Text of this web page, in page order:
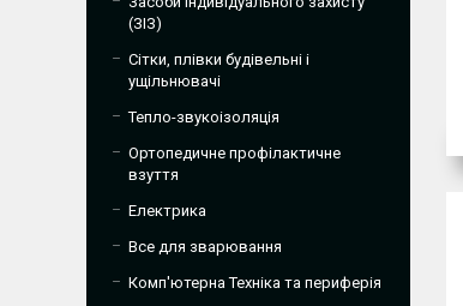
(ЗІЗ)
Сітки, плівки будівельні і
ущільнювачі
Тепло-звукоізоляція
Ортопедичне профілактичне
взуття
Електрика
Все для зварювання
Комп'ютерна Техніка та периферія